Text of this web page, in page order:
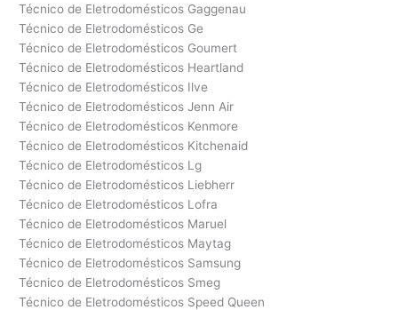
Técnico de Eletrodomésticos Gaggenau
Técnico de Eletrodomésticos Ge
Técnico de Eletrodomésticos Goumert
Técnico de Eletrodomésticos Heartland
Técnico de Eletrodomésticos Ilve
Técnico de Eletrodomésticos Jenn Air
Técnico de Eletrodomésticos Kenmore
Técnico de Eletrodomésticos Kitchenaid
Técnico de Eletrodomésticos Lg
Técnico de Eletrodomésticos Liebherr
Técnico de Eletrodomésticos Lofra
Técnico de Eletrodomésticos Maruel
Técnico de Eletrodomésticos Maytag
Técnico de Eletrodomésticos Samsung
Técnico de Eletrodomésticos Smeg
Técnico de Eletrodomésticos Speed Queen